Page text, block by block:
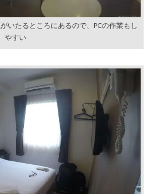
いたるところにあるので、PCの作業もし
やすい